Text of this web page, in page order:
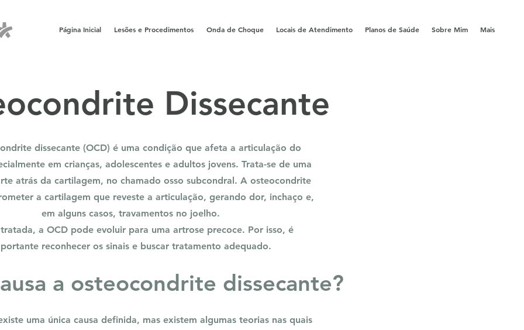
Página Inicial Lesões e Procedimentos Onda de Choque Locais de Atendimento Planos de Saúde Sobre Mim Mais
Dissecante
dissecante (OCD) é uma condição que afeta a articulação do
em crianças, adolescentes e adultos jovens. Trata-se de uma
atrás da cartilagem, no chamado osso subcondral. A osteocondrite
a cartilagem que reveste a articulação, gerando dor, inchaço e,
em alguns casos, travamentos no joelho.
a OCD pode evoluir para uma artrose precoce. Por isso, é
reconhecer os sinais e buscar tratamento adequado.
a osteocondrite dissecante?
uma única causa definida, mas existem algumas teorias nas quais